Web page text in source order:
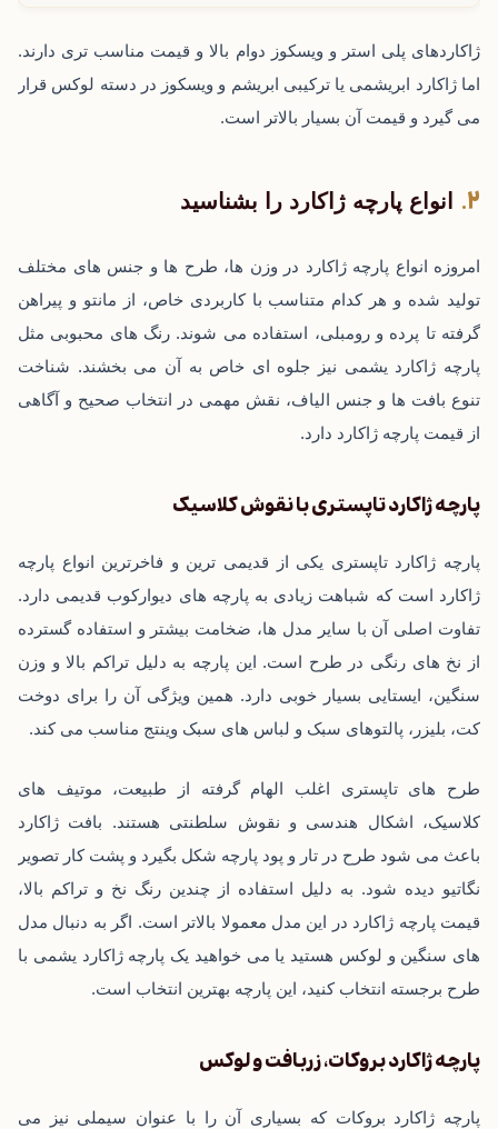
ژاکاردهای پلی ‌استر و ویسکوز دوام بالا و قیمت مناسب ‌تری دارند.
اما ژاکارد ابریشمی یا ترکیبی ابریشم و ویسکوز در دسته لوکس قرار
می ‌گیرد و قیمت آن بسیار بالاتر است.
انواع پارچه ژاکارد را بشناسید
امروزه انواع پارچه ژاکارد در وزن ‌ها، طرح ‌ها و جنس ‌های مختلف
تولید شده و هر کدام متناسب با کاربردی خاص، از مانتو و پیراهن
گرفته تا پرده و رومبلی، استفاده می ‌شوند. رنگ‌ های محبوبی مثل
پارچه ژاکارد یشمی نیز جلوه ‌ای خاص به آن می بخشند. شناخت
تنوع بافت‌ ها و جنس‌ الیاف، نقش مهمی در انتخاب صحیح و آگاهی
از قیمت پارچه ژاکارد دارد.
پارچه ژاکارد تاپستری با نقوش کلاسیک
پارچه ژاکارد تاپستری یکی از قدیمی‌ ترین و فاخرترین انواع پارچه
ژاکارد است که شباهت زیادی به پارچه ‌های دیوارکوب قدیمی دارد.
تفاوت اصلی آن با سایر مدل ‌ها، ضخامت بیشتر و استفاده گسترده
از نخ‌ های رنگی در طرح است. این پارچه به دلیل تراکم بالا و وزن
سنگین، ایستایی بسیار خوبی دارد. همین ویژگی آن را برای دوخت
کت، بلیزر، پالتوهای سبک و لباس‌ های سبک وینتج مناسب می ‌کند.
طرح‌ های تاپستری اغلب الهام‌ گرفته از طبیعت، موتیف‌ های
کلاسیک، اشکال هندسی و نقوش سلطنتی هستند. بافت ژاکارد
باعث می ‌شود طرح در تار و پود پارچه شکل بگیرد و پشت کار تصویر
نگاتیو دیده شود. به دلیل استفاده از چندین رنگ نخ و تراکم بالا،
قیمت پارچه ژاکارد در این مدل معمولا بالاتر است. اگر به دنبال مدل
‌های سنگین و لوکس هستید یا می‌ خواهید یک پارچه ژاکارد یشمی با
طرح برجسته انتخاب کنید، این پارچه بهترین انتخاب است.
پارچه ژاکارد بروکات، زربافت و لوکس
پارچه ژاکارد بروکات که بسیاری آن را با عنوان سیملی نیز می‌